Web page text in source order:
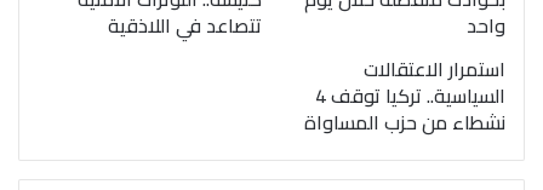
واحد
تتصاعد في اللاذقية
استمرار الاعتقالات
السياسية.. تركيا توقف 4
نشطاء من حزب المساواة